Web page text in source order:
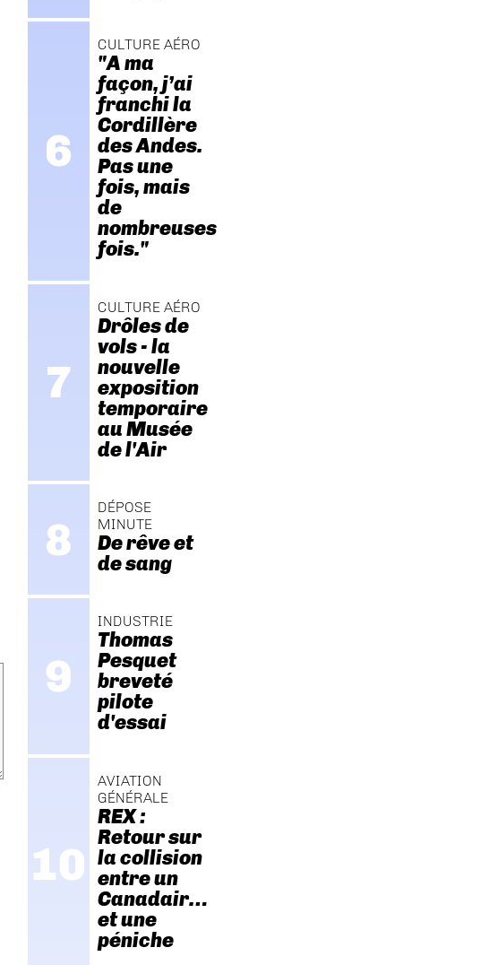
CULTURE AÉRO
"A ma
façon, j’ai
franchi la
Cordillère
des Andes.
Pas une
fois, mais
de
nombreuses
fois."
CULTURE AÉRO
Drôles de
vols - la
nouvelle
exposition
temporaire
au Musée
de l'Air
DÉPOSE
MINUTE
De rêve et
de sang
INDUSTRIE
Thomas
Pesquet
breveté
pilote
d'essai
AVIATION
GÉNÉRALE
REX :
Retour sur
la collision
entre un
Canadair…
et une
péniche